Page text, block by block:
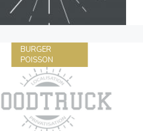
BURGER
POISSON